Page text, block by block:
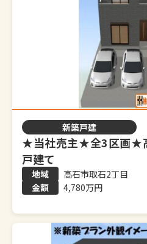
新築戸建
★当社売主★全3区画★
戸建て
高石市取石2丁目
4,780万円